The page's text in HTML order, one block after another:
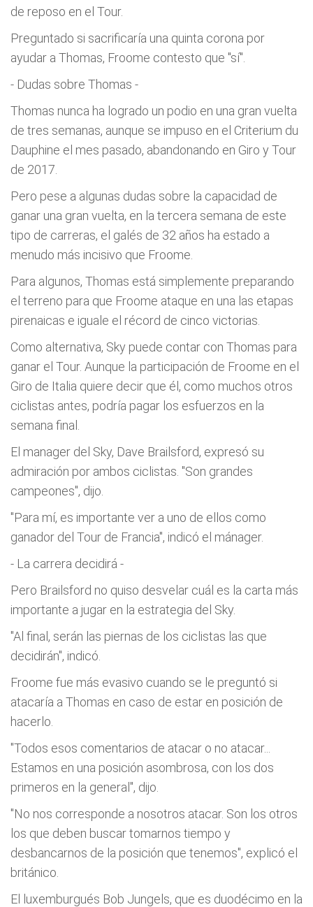
de reposo en el Tour.
Preguntado si sacrificaría una quinta corona por
ayudar a Thomas, Froome contesto que "sí".
- Dudas sobre Thomas -
Thomas nunca ha logrado un podio en una gran vuelta
de tres semanas, aunque se impuso en el Criterium du
Dauphine el mes pasado, abandonando en Giro y Tour
de 2017.
Pero pese a algunas dudas sobre la capacidad de
ganar una gran vuelta, en la tercera semana de este
tipo de carreras, el galés de 32 años ha estado a
menudo más incisivo que Froome.
Para algunos, Thomas está simplemente preparando
el terreno para que Froome ataque en una las etapas
pirenaicas e iguale el récord de cinco victorias.
Como alternativa, Sky puede contar con Thomas para
ganar el Tour. Aunque la participación de Froome en el
Giro de Italia quiere decir que él, como muchos otros
ciclistas antes, podría pagar los esfuerzos en la
semana final.
El manager del Sky, Dave Brailsford, expresó su
admiración por ambos ciclistas. "Son grandes
campeones", dijo.
"Para mí, es importante ver a uno de ellos como
ganador del Tour de Francia", indicó el mánager.
- La carrera decidirá -
Pero Brailsford no quiso desvelar cuál es la carta más
importante a jugar en la estrategia del Sky.
"Al final, serán las piernas de los ciclistas las que
decidirán", indicó.
Froome fue más evasivo cuando se le preguntó si
atacaría a Thomas en caso de estar en posición de
hacerlo.
"Todos esos comentarios de atacar o no atacar...
Estamos en una posición asombrosa, con los dos
primeros en la general", dijo.
"No nos corresponde a nosotros atacar. Son los otros
los que deben buscar tomarnos tiempo y
desbancarnos de la posición que tenemos", explicó el
británico.
El luxemburgués Bob Jungels, que es duodécimo en la